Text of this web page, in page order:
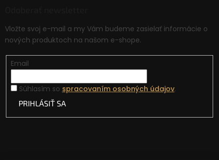
Vložte svoj e-mail a my Vám budeme zasielať informácie o
nových produktoch na našom e-shope.
Email
Súhlasím so spracovaním osobných údajov.
PRIHLÁSIŤ SA